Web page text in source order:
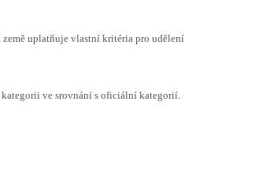
uplatňuje vlastní kritéria pro udělení
ve srovnání s oficiální kategorií.